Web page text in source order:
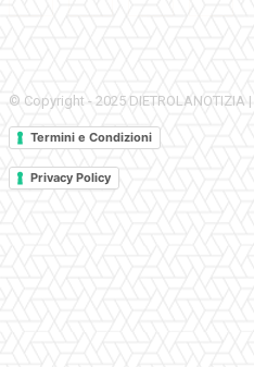
© Copyright - 2025 DIETROLANOTIZIA
Termini e Condizioni
Privacy Policy